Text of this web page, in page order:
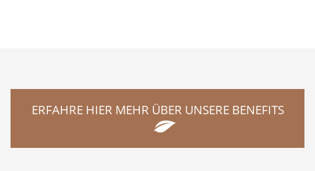
ERFAHRE HIER MEHR ÜBER UNSERE BENEFITS